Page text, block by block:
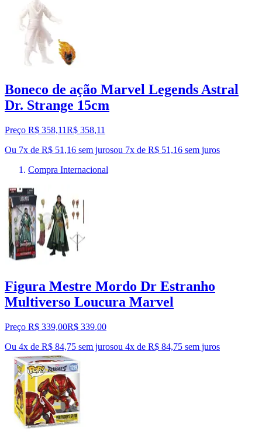
Boneco de ação Marvel Legends Astral
Dr. Strange 15cm
Preço R$ 358,11R$ 358,11
Ou 7x de R$ 51,16 sem jurosou 7x de R$ 51,16 sem juros
Compra Internacional
Figura Mestre Mordo Dr Estranho
Multiverso Loucura Marvel
Preço R$ 339,00R$ 339,00
Ou 4x de R$ 84,75 sem jurosou 4x de R$ 84,75 sem juros